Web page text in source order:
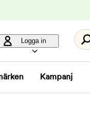
Logga in
Kampanj